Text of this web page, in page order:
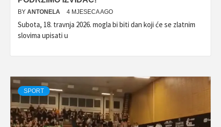
BY ANTONELA 4 MJESECA AGO
Subota, 18. travnja 2026. mogla bi biti dan koji će se zlatnim
slovima upisati u
SPORT